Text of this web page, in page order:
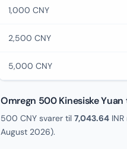
1,000 CNY
2,500 CNY
5,000 CNY
Omregn 500 Kinesiske Yuan
500 CNY svarer til 7,043.64
August 2026).